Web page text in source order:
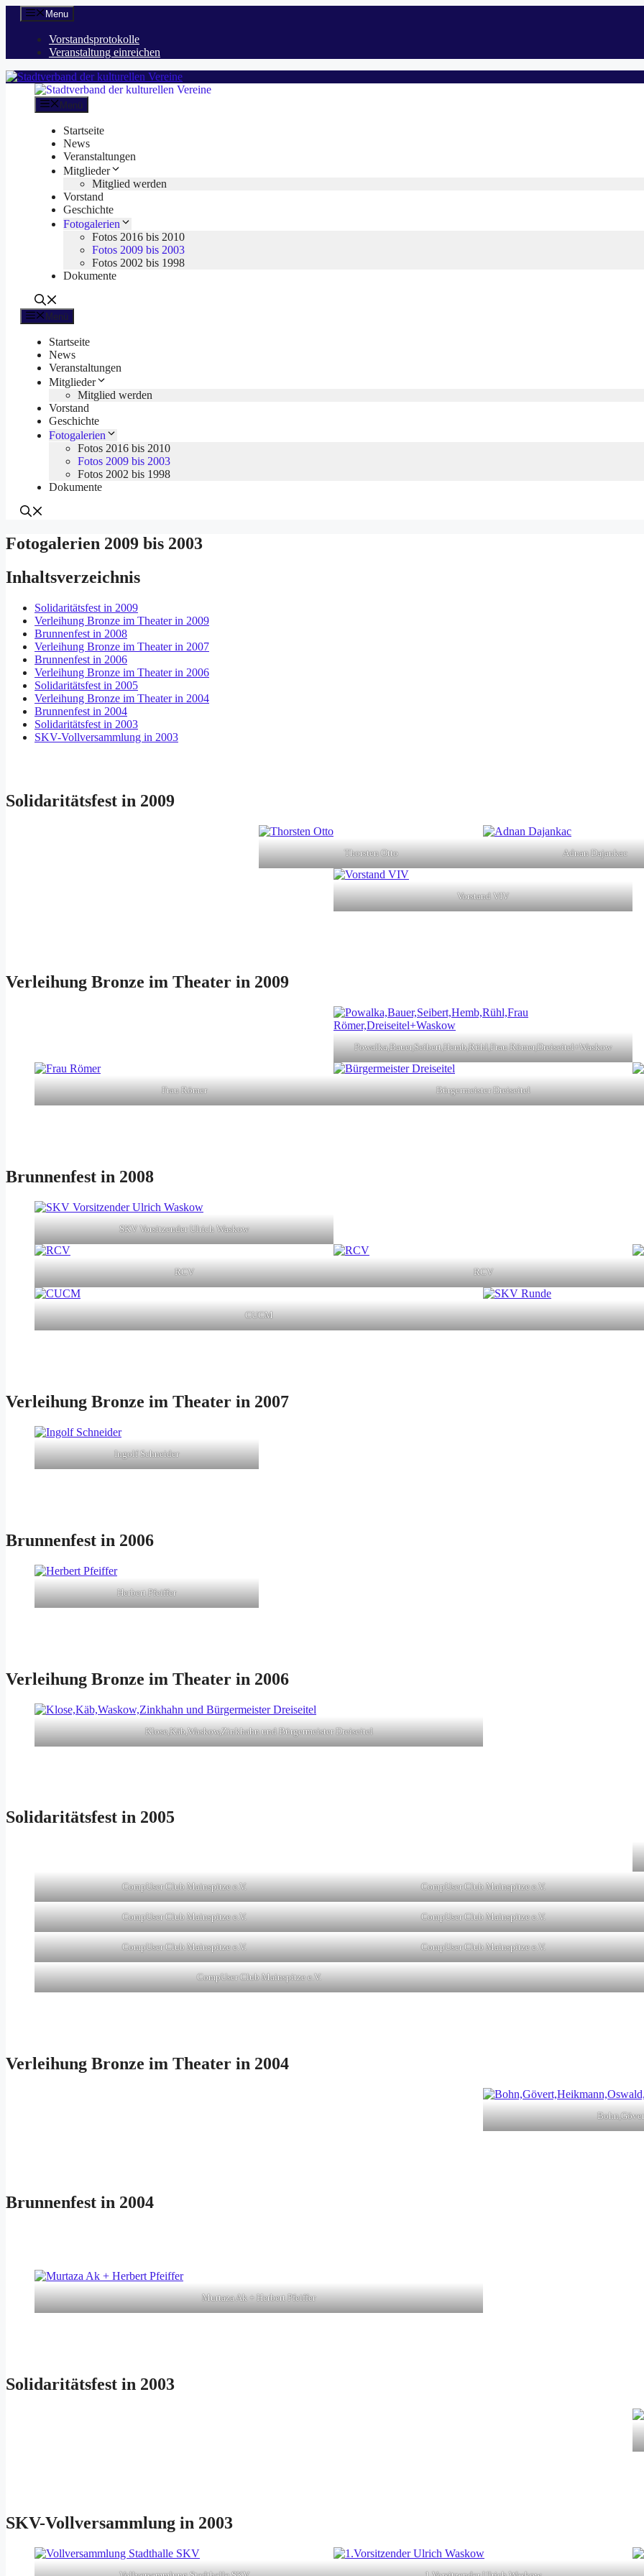
Zum
Inhalt
springen
Menu
Vorstandsprotokolle
Veranstaltung einreichen
Menü
Startseite
News
Veranstaltungen
Mitglieder
Mitglied werden
Vorstand
Geschichte
Fotogalerien
Fotos 2016 bis 2010
Fotos 2009 bis 2003
Fotos 2002 bis 1998
Dokumente
Menü
Startseite
News
Veranstaltungen
Mitglieder
Mitglied werden
Vorstand
Geschichte
Fotogalerien
Fotos 2016 bis 2010
Fotos 2009 bis 2003
Fotos 2002 bis 1998
Dokumente
Fotogalerien 2009 bis 2003
Inhaltsverzeichnis
Solidaritätsfest in 2009
Verleihung Bronze im Theater in 2009
Brunnenfest in 2008
Verleihung Bronze im Theater in 2007
Brunnenfest in 2006
Verleihung Bronze im Theater in 2006
Solidaritätsfest in 2005
Verleihung Bronze im Theater in 2004
Brunnenfest in 2004
Solidaritätsfest in 2003
SKV-Vollversammlung in 2003
Solidaritätsfest in 2009
Thorsten Otto Adnan Dajankac
Vorstand VIV
Verleihung Bronze im Theater in 2009
Powalka,Bauer,Seibert,Hemb,Rühl,Frau Römer,Dreiseitel+Waskow
Frau Römer Bürgermeister Dreiseitel
Brunnenfest in 2008
SKV Vorsitzender Ulrich Waskow
RCV RCV
CUCM
Verleihung Bronze im Theater in 2007
Ingolf Schneider
Brunnenfest in 2006
Herbert Pfeiffer
Verleihung Bronze im Theater in 2006
Klose,Käb,Waskow,Zinkhahn und Bürgermeister Dreiseitel
Solidaritätsfest in 2005
CompUser Club Mainspitze e.V. CompUser Club Mainspitze e.V.
CompUser Club Mainspitze e.V. CompUser Club Mainspitze e.V.
CompUser Club Mainspitze e.V. CompUser Club Mainspitze e.V.
CompUser Club Mainspitze e.V.
Verleihung Bronze im Theater in 2004
Brunnenfest in 2004
Murtaza Ak + Herbert Pfeiffer
Solidaritätsfest in 2003
SKV-Vollversammlung in 2003